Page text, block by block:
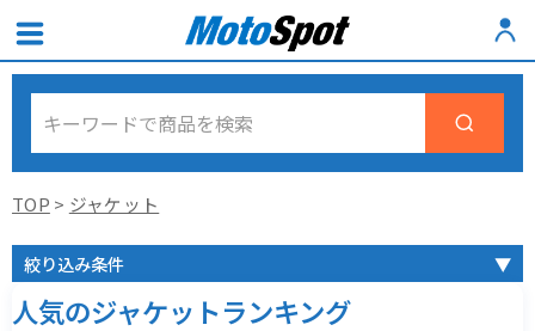
TOP > ジャケット
絞り込み条件 ▼
人気のジャケットランキング